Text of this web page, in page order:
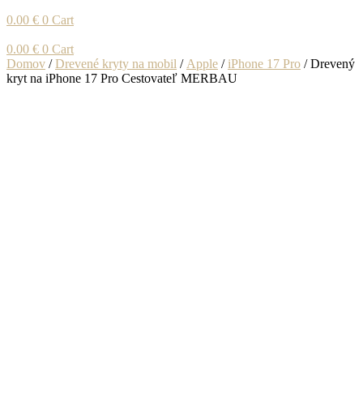
0.00 € 0 Cart
0.00 € 0 Cart
Domov /Drevené kryty na mobil / Apple / iPhone 17 Pro / Drevený
kryt na iPhone 17 Pro Cestovateľ MERBAU